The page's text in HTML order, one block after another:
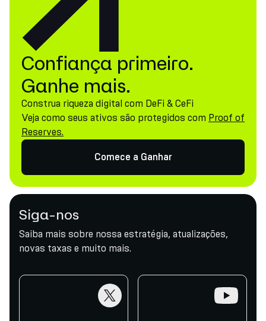
Confiança primeiro.
Ganhe mais.
Construa riqueza digital com DeFi & CeFi
Veja como seus ativos são protegidos com Proof of
Reserves.
Comece a Ganhar
Siga-nos
Saiba mais sobre nossa estratégia, atualizações,
novas taxas e muito mais.